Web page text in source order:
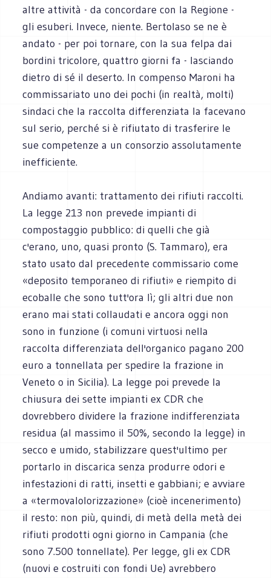
altre attività - da concordare con la Regione -
gli esuberi. Invece, niente. Bertolaso se ne è
andato - per poi tornare, con la sua felpa dai
bordini tricolore, quattro giorni fa - lasciando
dietro di sé il deserto. In compenso Maroni ha
commissariato uno dei pochi (in realtà, molti)
sindaci che la raccolta differenziata la facevano
sul serio, perché si è rifiutato di trasferire le
sue competenze a un consorzio assolutamente
inefficiente.
Andiamo avanti: trattamento dei rifiuti raccolti.
La legge 213 non prevede impianti di
compostaggio pubblico: di quelli che già
c'erano, uno, quasi pronto (S. Tammaro), era
stato usato dal precedente commissario come
«deposito temporaneo di rifiuti» e riempito di
ecoballe che sono tutt'ora lì; gli altri due non
erano mai stati collaudati e ancora oggi non
sono in funzione (i comuni virtuosi nella
raccolta differenziata dell'organico pagano 200
euro a tonnellata per spedire la frazione in
Veneto o in Sicilia). La legge poi prevede la
chiusura dei sette impianti ex CDR che
dovrebbero dividere la frazione indifferenziata
residua (al massimo il 50%, secondo la legge) in
secco e umido, stabilizzare quest'ultimo per
portarlo in discarica senza produrre odori e
infestazioni di ratti, insetti e gabbiani; e avviare
a «termovalolorizzazione» (cioè incenerimento)
il resto: non più, quindi, di metà della metà dei
rifiuti prodotti ogni giorno in Campania (che
sono 7.500 tonnellate). Per legge, gli ex CDR
(nuovi e costruiti con fondi Ue) avrebbero